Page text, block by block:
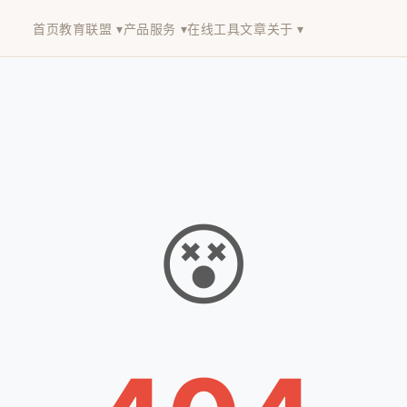
首页教育联盟 ▾产品服务 ▾在线工具文章关于 ▾
😵